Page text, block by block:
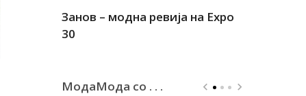
Занов – модна ревија на Expo
30
МодаМода со . . .